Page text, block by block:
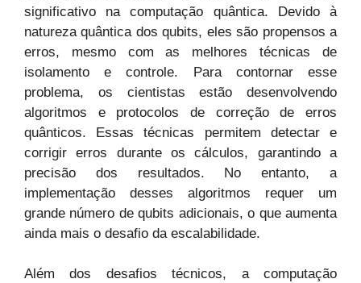
significativo na computação quântica. Devido à
natureza quântica dos qubits, eles são propensos a
erros, mesmo com as melhores técnicas de
isolamento e controle. Para contornar esse
problema, os cientistas estão desenvolvendo
algoritmos e protocolos de correção de erros
quânticos. Essas técnicas permitem detectar e
corrigir erros durante os cálculos, garantindo a
precisão dos resultados. No entanto, a
implementação desses algoritmos requer um
grande número de qubits adicionais, o que aumenta
ainda mais o desafio da escalabilidade.
Além dos desafios técnicos, a computação